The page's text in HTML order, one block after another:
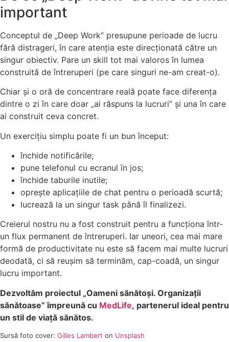
important
Conceptul de „Deep Work” presupune perioade de lucru
fără distrageri, în care atenția este direcționată către un
singur obiectiv. Pare un skill tot mai valoros în lumea
construită de întreruperi (pe care singuri ne-am creat-o).
Chiar și o oră de concentrare reală poate face diferența
dintre o zi în care doar „ai răspuns la lucruri” și una în care
ai construit ceva concret.
Un exercițiu simplu poate fi un bun început:
închide notificările;
pune telefonul cu ecranul în jos;
închide taburile inutile;
oprește aplicațiile de chat pentru o perioadă scurtă;
lucrează la un singur task până îl finalizezi.
Creierul nostru nu a fost construit pentru a funcționa într-
un flux permanent de întreruperi. Iar uneori, cea mai mare
formă de productivitate nu este să facem mai multe lucruri
deodată, ci să reușim să terminăm, cap-coadă, un singur
lucru important.
Dezvoltăm proiectul „Oameni sănătoși. Organizații
sănătoase” împreună cu MedLife, partenerul ideal pentru
un stil de viață sănătos.
Sursă foto cover: Gilles Lambert on Unsplash